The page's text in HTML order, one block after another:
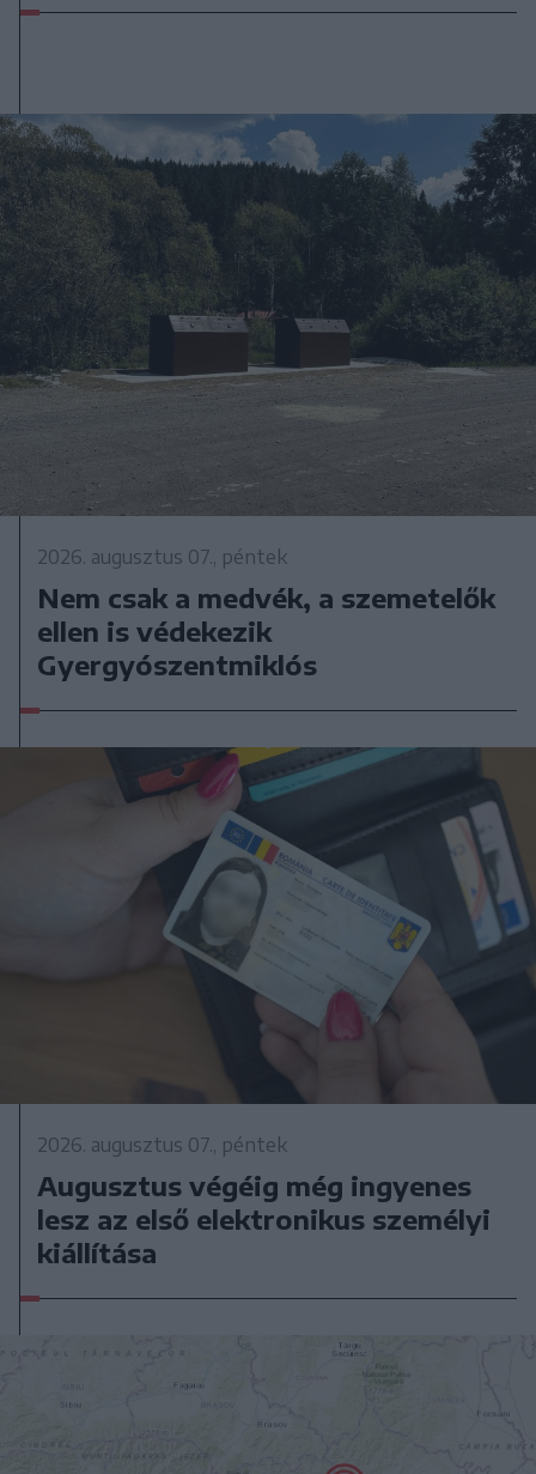
2026. augusztus 07., péntek
Nem csak a medvék, a szemetelők
ellen is védekezik
Gyergyószentmiklós
2026. augusztus 07., péntek
Augusztus végéig még ingyenes
lesz az első elektronikus személyi
kiállítása